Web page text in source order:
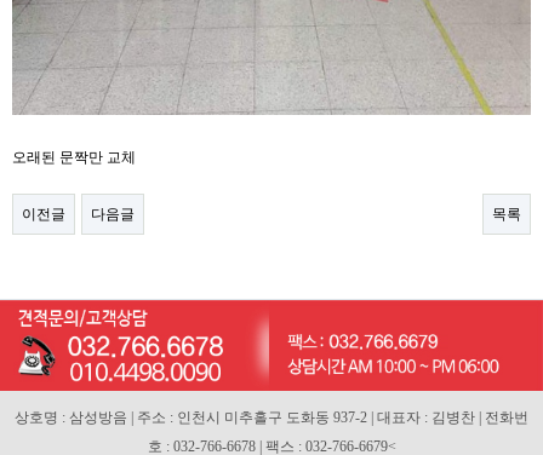
오래된 문짝만 교체
이전글 다음글 목록
상호명 : 삼성방음 | 주소 : 인천시 미추홀구 도화동 937-2 | 대표자 : 김병찬 | 전화번
호 : 032-766-6678 | 팩스 : 032-766-6679<